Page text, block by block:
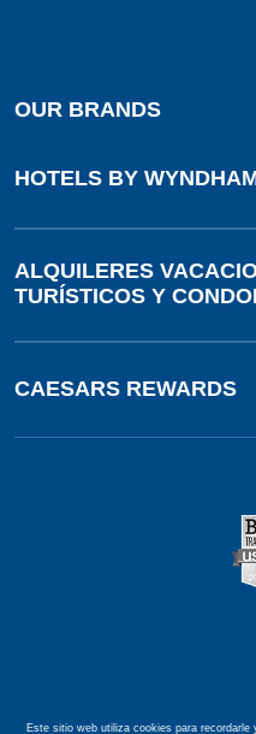
OUR BRANDS
HOTELS BY
ALQUILERES
TURÍSTICOS Y
CAESARS REWARDS
Este sitio web utiliza cookies para